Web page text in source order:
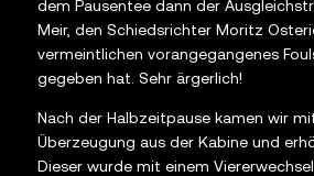
dem Pausentee dann der
Meir, den Schiedsrichter Moritz
vermeintlichen vorangegangenes
gegeben hat. Sehr ärgerlich!
Nach der Halbzeitpause kamen wir
Überzeugung aus der Kabine und
Dieser wurde mit einem